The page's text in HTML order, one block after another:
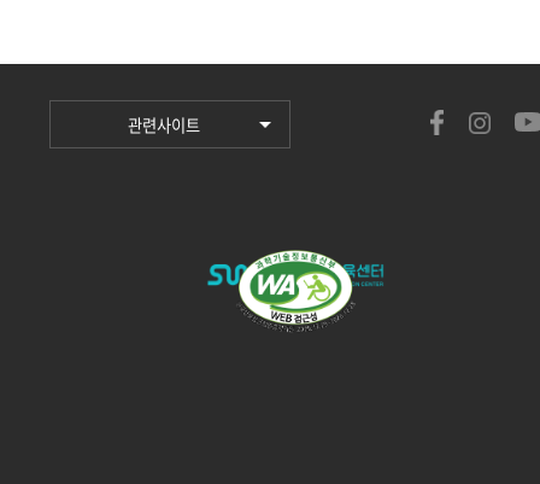
관련사이트